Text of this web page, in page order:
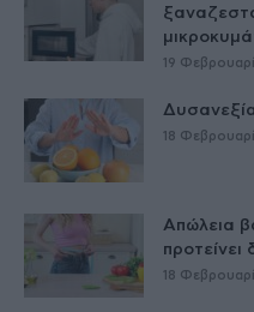
19
18
Απώλεια
προτείνει
18